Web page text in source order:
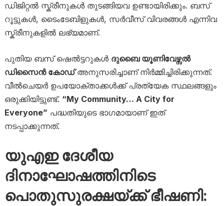
ഡിജിറ്റൽ സ്ക്രീനുകൾ തുടങ്ങിയവ ഉണ്ടായിരിക്കും. ബസ്
റൂട്ടുകൾ, ടൈംടേബിളുകൾ, സർവീസ് വിവരങ്ങൾ എന്നിവ
സ്ക്രീനുകളിൽ ലഭ്യമാണ്.
പുതിയ ബസ് ഷെൽട്ടറുകൾ ദുബൈ യൂണിവേഴ്സൽ
ഡിസൈൻ കോഡ്അനുസരിച്ചാണ് നിർമ്മിച്ചിരിക്കുന്നത്.
വീൽചെയർ ഉപയോക്താക്കൾക്ക് പ്രത്യേക സ്ഥലങ്ങളും
ഒരുക്കിയിട്ടുണ്ട്. “My Community… A City for
Everyone” പദ്ധതിയുടെ ഭാഗമായാണ് ഇത്
നടപ്പാക്കുന്നത്.
യുഎഇ ദേശീയ
ദിനാഘോഷത്തിനിടെ
പൊതുസുരക്ഷയ്ക്ക് ഭീഷണി: